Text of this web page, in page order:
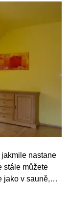
nastane
stále můžete
jako v sauně,